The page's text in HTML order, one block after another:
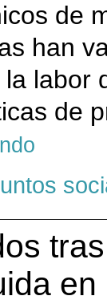
de
han
labor
de